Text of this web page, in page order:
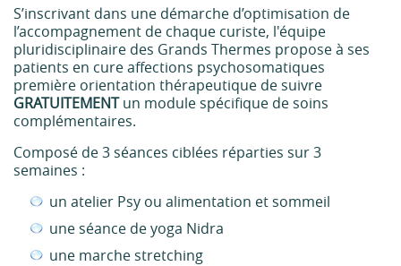
S’inscrivant dans une démarche d’optimisation de
l’accompagnement de chaque curiste, l'équipe
pluridisciplinaire des Grands Thermes propose à ses
patients en cure affections psychosomatiques
première orientation thérapeutique de suivre
GRATUITEMENTun module spécifique de soins
complémentaires.
Composé de 3 séances ciblées réparties sur 3
semaines :
un atelier Psy ou alimentation et sommeil
une séance de yoga Nidra
une marche stretching